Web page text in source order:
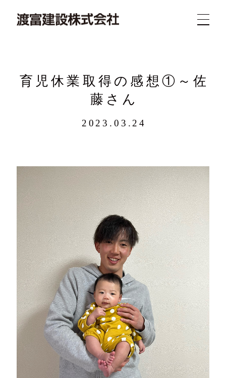
新着 業務 概要
求人 実績 問合
写真
Tel.024-982-2218
〒963-1411
育児休業取得の感想①～佐
藤さん
2023.03.24